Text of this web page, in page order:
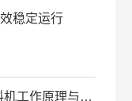
稳定运行
粉体密闭输送专家：粉料真空上料机工作原理与优势